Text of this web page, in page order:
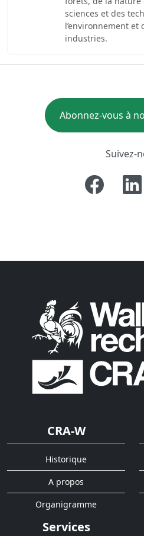
sciences et des
l’environnement et
industries.
Abonnez-vous à
Suivez-
CRA-W
Historique
A propos
Organigramme
Services